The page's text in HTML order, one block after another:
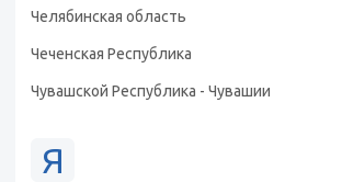
Челябинская область
Чеченская Республика
Чувашской Республика - Чувашии
Я